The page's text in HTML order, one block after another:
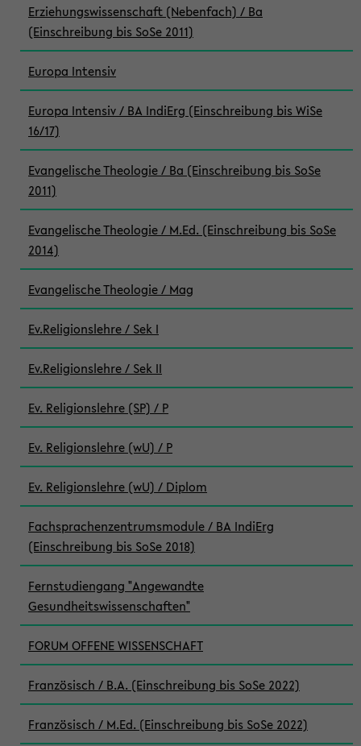
Erziehungswissenschaft (Nebenfach) / Ba
(Einschreibung bis SoSe 2011)
Europa Intensiv
Europa Intensiv / BA IndiErg (Einschreibung bis WiSe
16/17)
Evangelische Theologie / Ba (Einschreibung bis SoSe
2011)
Evangelische Theologie / M.Ed. (Einschreibung bis SoSe
2014)
Evangelische Theologie / Mag
Ev.Religionslehre / Sek I
Ev.Religionslehre / Sek II
Ev. Religionslehre (SP) / P
Ev. Religionslehre (wU) / P
Ev. Religionslehre (wU) / Diplom
Fachsprachenzentrumsmodule / BA IndiErg
(Einschreibung bis SoSe 2018)
Fernstudiengang "Angewandte
Gesundheitswissenschaften"
FORUM OFFENE WISSENSCHAFT
Französisch / B.A. (Einschreibung bis SoSe 2022)
Französisch / M.Ed. (Einschreibung bis SoSe 2022)